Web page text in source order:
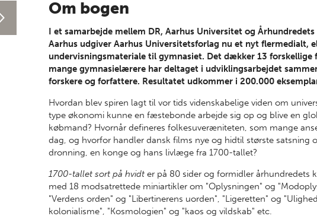
Om bogen
I et samarbejde mellem DR, Aarhus Universitet og Århundredets
Aarhus udgiver Aarhus Universitetsforlag nu et nyt flermedialt,
undervisningsmateriale til gymnasiet. Det dækker 13 forskellige
mange gymnasielærere har deltaget i udviklingsarbejdet
forskere og forfattere. Resultatet udkommer i 200.000
Hvordan blev spiren lagt til vor tids videnskabelige viden om
type økonomi kunne en fæstebonde arbejde sig op og blive en
købmand? Hvornår defineres folkesuveræniteten, som mange
dag, og hvorfor handler dansk films nye og hidtil største satsning
dronning, en konge og hans livlæge fra 1700-tallet?
1700-tallet sort på hvidt er på 80 sider og formidler århundredets
med 18 modsatrettede miniartikler om "Oplysningen" og
"Verdens orden" og "Libertinerens uorden", "Ligeretten" og
kolonialisme", "Kosmologien" og "kaos og vildskab" etc.